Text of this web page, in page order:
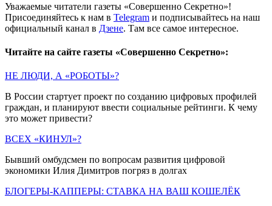
Уважаемые читатели газеты «Совершенно Секретно»!
Присоединяйтесь к нам в Telegram и подписывайтесь на наш
официальный канал в Дзене. Там все самое интересное.
Читайте на сайте газеты «Совершенно Секретно»:
НЕ ЛЮДИ, А «РОБОТЫ»?
В России стартует проект по созданию цифровых профилей
граждан, и планируют ввести социальные рейтинги. К чему
это может привести?
ВСЕХ «КИНУЛ»?
Бывший омбудсмен по вопросам развития цифровой
экономики Илия Димитров погряз в долгах
БЛОГЕРЫ-КАППЕРЫ: СТАВКА НА ВАШ КОШЕЛЁК